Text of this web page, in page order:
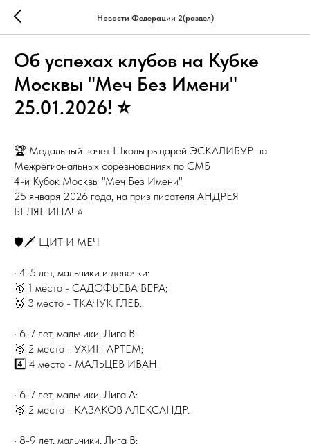
Новости Федерации 2(раздел)
Об успехах клубов на Кубке
Москвы "Меч Без Имени"
25.01.2026! ⭐️
🏆 Медальный зачет Школы рыцарей ЭСКАЛИБУР на
Межрегиональных соревнованиях по СМБ
4-й Кубок Москвы "Меч Без Имени"
25 января 2026 года, на приз писателя АНДРЕЯ
БЕЛЯНИНА! ⭐️
🛡🗡 ЩИТ И МЕЧ
• 4-5 лет, мальчики и девочки:
🥇 1 место - САДОФЬЕВА ВЕРА;
🥉 3 место - ТКАЧУК ГЛЕБ.
• 6-7 лет, мальчики, Лига В:
🥈 2 место - УХИН АРТЕМ;
4️⃣ 4 место - МАЛЬЦЕВ ИВАН.
• 6-7 лет, мальчики, Лига А:
🥈 2 место - КАЗАКОВ АЛЕКСАНДР.
• 8-9 лет, мальчики, Лига В: